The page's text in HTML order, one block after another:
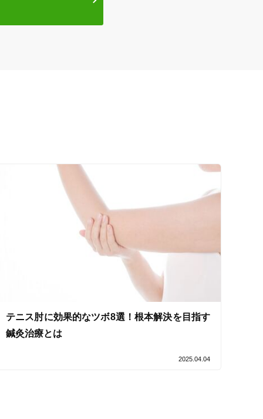
セルフケアアドバイス
テニス肘に効果的なツボ8選！根本解決を目指す
鍼灸治療とは
2025.04.04